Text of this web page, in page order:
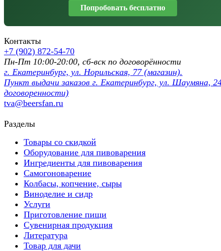
Попробовать бесплатно
Контакты
+7 (902) 872-54-70
Пн-Пт 10:00-20:00, сб-вск по договорённости
г. Екатеринбург, ул. Норильская, 77 (магазин).
Пункт выдачи заказов г. Екатеринбург, ул. Шаумяна,
договоренности)
tva@beersfan.ru
Разделы
Товары со скидкой
Оборудование для пивоварения
Ингредиенты для пивоварения
Самогоноварение
Колбасы, копчение, сыры
Виноделие и сидр
Услуги
Приготовление пищи
Сувенирная продукция
Литература
Товар для дачи